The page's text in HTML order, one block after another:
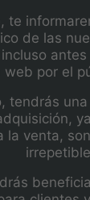
te
de las
web por el
tendrás
la venta,